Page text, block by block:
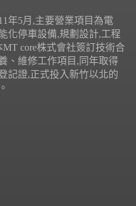
年5月,主要營業項目為電
化停車設備,規劃設計,工程
core株式會社簽訂技術合
、維修工作項目,同年取得
記證,正式投入新竹以北的